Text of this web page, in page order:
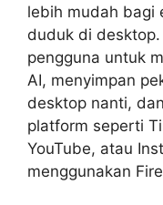
lebih mudah bagi
duduk di
pengguna untuk
AI, menyimpan
desktop nanti,
platform seperti
YouTube, atau
menggunakan